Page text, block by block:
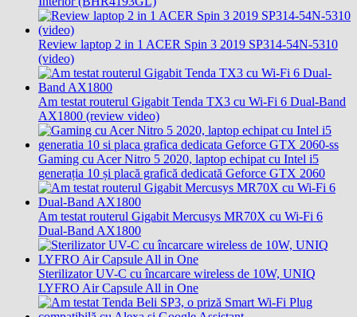
Review laptop 2 in 1 ACER Spin 3 2019 SP314-54N-5310
(video)
Am testat routerul Gigabit Tenda TX3 cu Wi-Fi 6 Dual-Band
AX1800 (review video)
Gaming cu Acer Nitro 5 2020, laptop echipat cu Intel i5
generația 10 și placă grafică dedicată Geforce GTX 2060
Am testat routerul Gigabit Mercusys MR70X cu Wi-Fi 6
Dual-Band AX1800
Sterilizator UV-C cu încarcare wireless de 10W, UNIQ
LYFRO Air Capsule All in One